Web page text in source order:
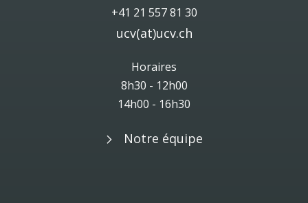
+41 21 557 81 30
ucv(at)ucv.ch
Horaires
8h30 - 12h00
14h00 - 16h30
Notre équipe